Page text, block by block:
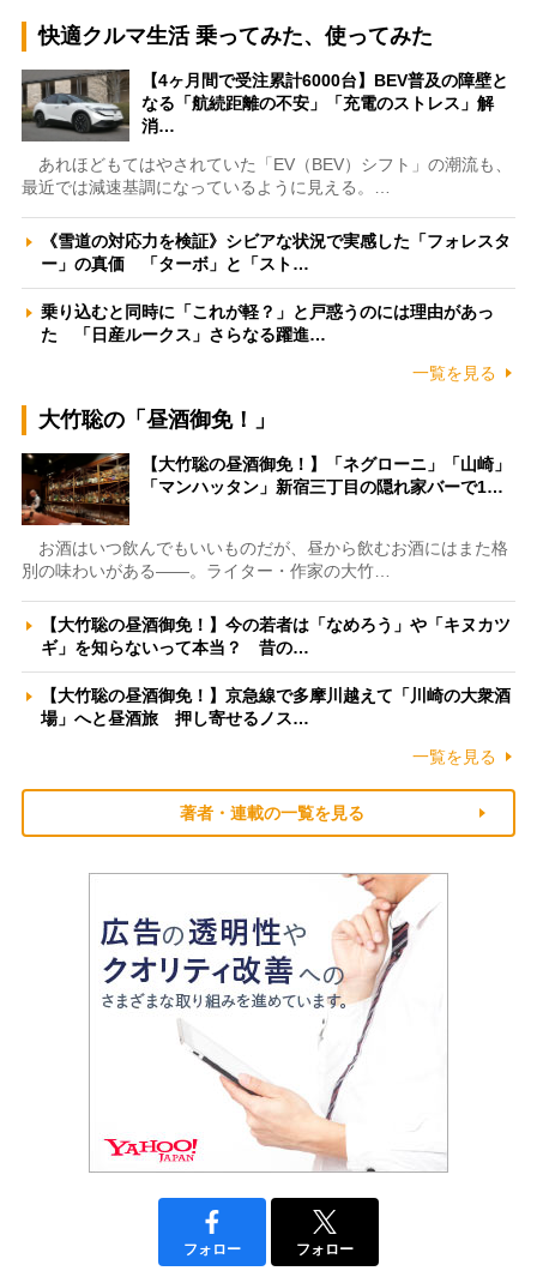
快適クルマ生活 乗ってみた、使ってみた
【4ヶ月間で受注累計6000台】BEV普及の障壁と
なる「航続距離の不安」「充電のストレス」解
消…
あれほどもてはやされていた「EV（BEV）シフト」の潮流も、
最近では減速基調になっているように見える。…
《雪道の対応力を検証》シビアな状況で実感した「フォレスタ
ー」の真価 「ターボ」と「スト…
乗り込むと同時に「これが軽？」と戸惑うのには理由があっ
た 「日産ルークス」さらなる躍進…
一覧を見る
大竹聡の「昼酒御免！」
【大竹聡の昼酒御免！】「ネグローニ」「山崎」
「マンハッタン」新宿三丁目の隠れ家バーで1…
お酒はいつ飲んでもいいものだが、昼から飲むお酒にはまた格
別の味わいがある――。ライター・作家の大竹…
【大竹聡の昼酒御免！】今の若者は「なめろう」や「キヌカツ
ギ」を知らないって本当？ 昔の…
【大竹聡の昼酒御免！】京急線で多摩川越えて「川崎の大衆酒
場」へと昼酒旅 押し寄せるノス…
一覧を見る
著者・連載の一覧を見る
フォロー フォロー